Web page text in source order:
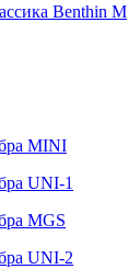
Benthin M
MINI
UNI-1
MGS
UNI-2